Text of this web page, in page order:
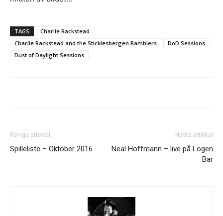
TAGS
Charlie Rackstead
Charlie Rackstead and the Sticklesbergen Ramblers
DoD Sessions
Dust of Daylight Sessions
Forrige artikkel
Spilleliste – Oktober 2016
Neste artikkel
Neal Hoffmann – live på Logen
Bar